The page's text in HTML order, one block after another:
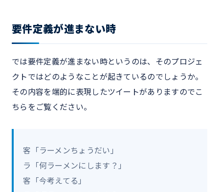
要件定義が進まない時
では要件定義が進まない時というのは、そのプロジェ
クトではどのようなことが起きているのでしょうか。
その内容を端的に表現したツイートがありますのでこ
ちらをご覧ください。
客「ラーメンちょうだい」
ラ「何ラーメンにします？」
客「今考えてる」